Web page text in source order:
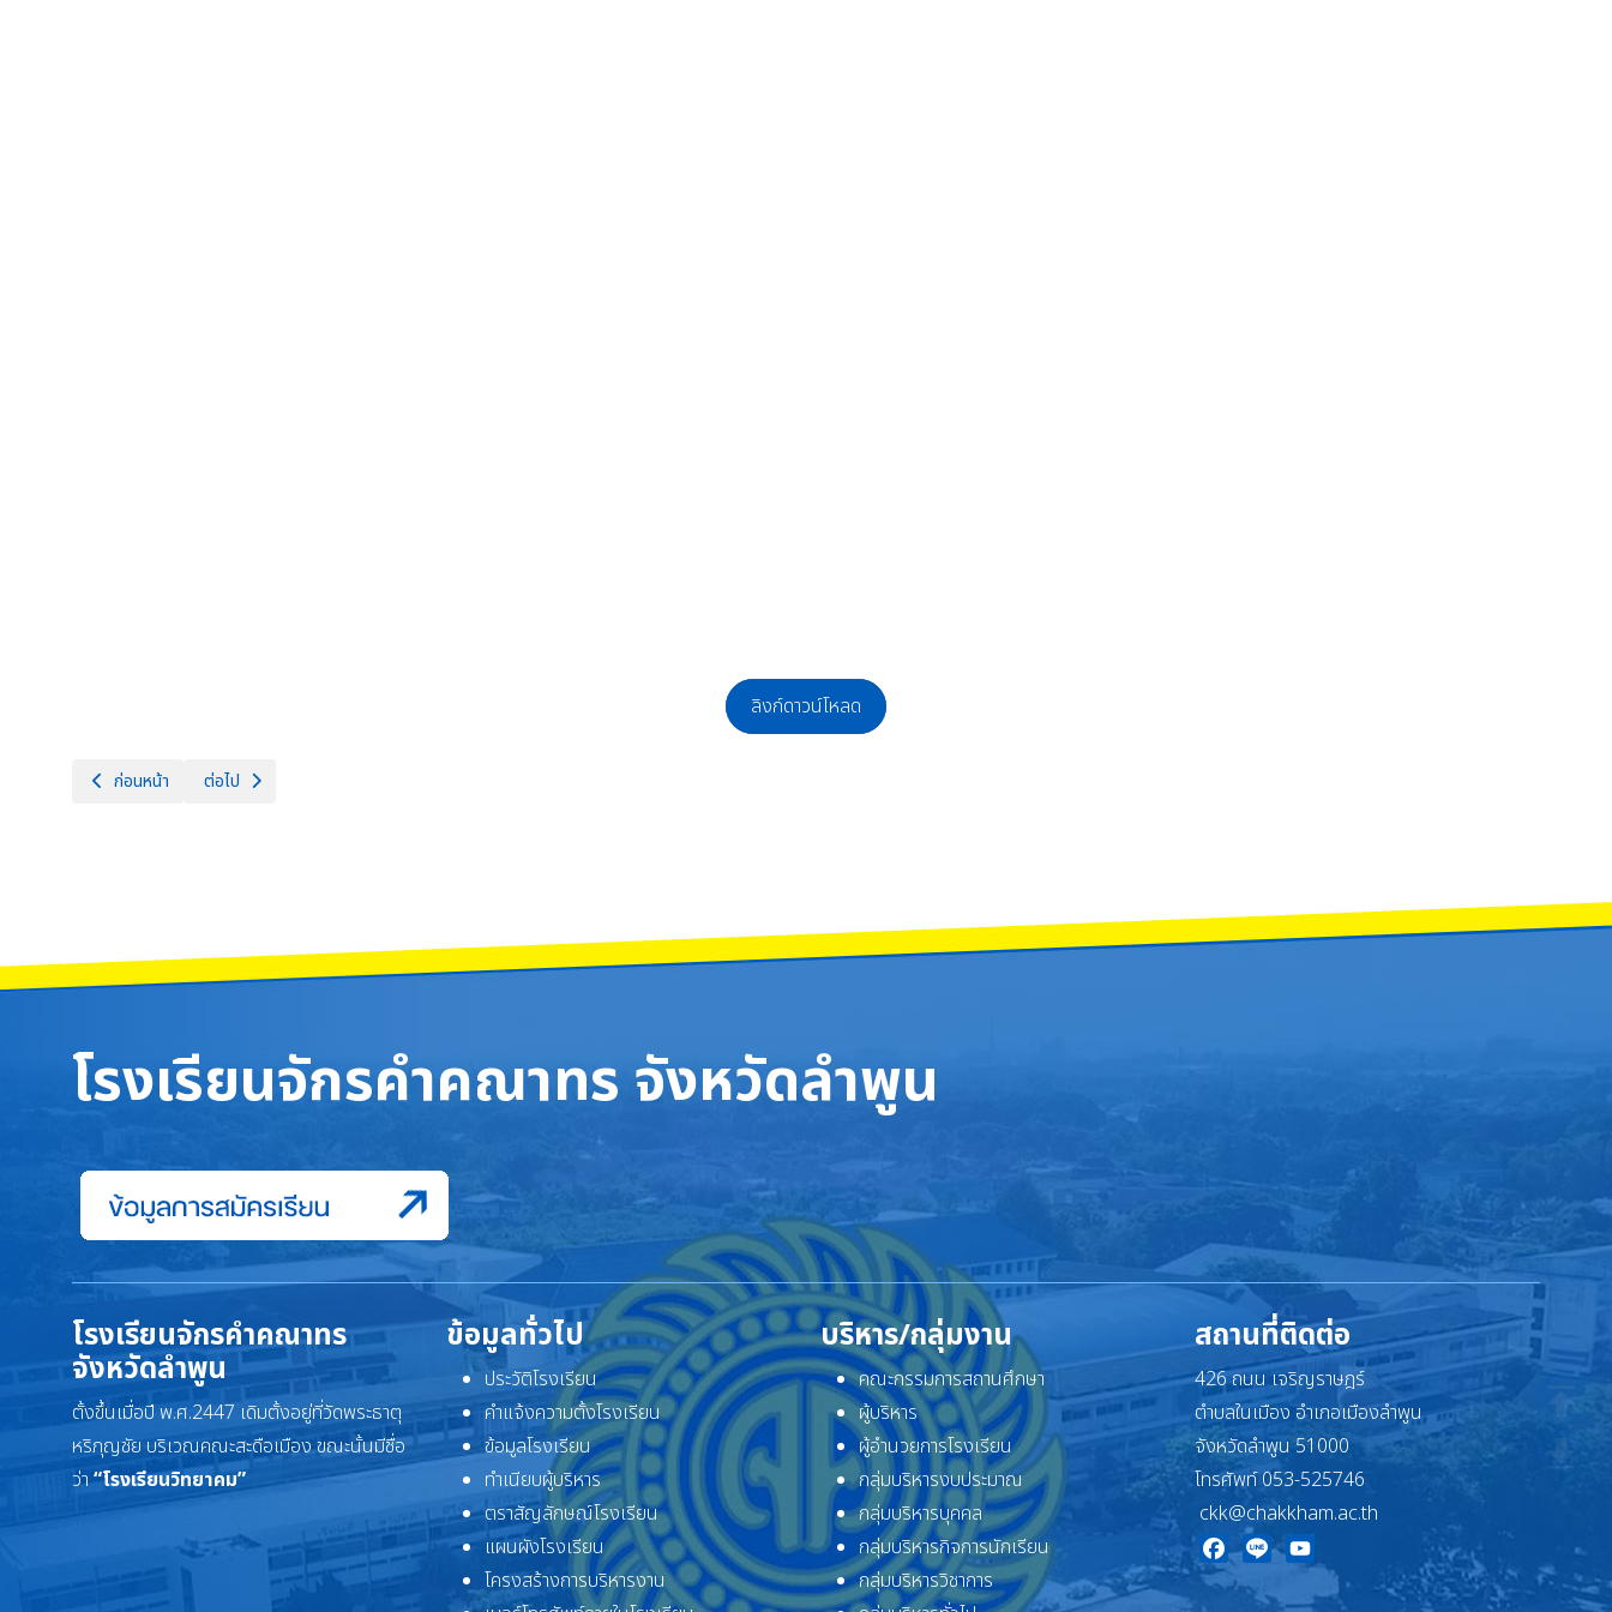
ลิงก์ดาวน์โหลด
เนื้อหาก่อนหน้า: ประกาศรับสมัครลูกจ้างชั่วคราว ตำแหน่งผู้ช่วยเจ้าหน้าที่พัสดุและสินทรัพย์
ก่อนหน้า เนื้อหาถัดไป: ประกาศผลผู้ผ่านการคัดเลือกบุคคลเพื่อจ้างเป็นลูกจ้างชั่วคราว ตำแหน่งครูอัตราจ้าง เอกคอมพิวเตอร์ ครูอัตราจ้าง เอกสังคมศึกษา และพนักงานซ่อมเอกสารทั่วไป
ต่อไป
โรงเรียนจักรคำคณาทร จังหวัดลำพูน
โรงเรียนจักรคำคณาทร
จังหวัดลำพูน
ตั้งขึ้นเมื่อปี พ.ศ.2447 เดิมตั้งอยู่ที่วัดพระธาตุ
หริภุญชัย บริเวณคณะสะดือเมือง ขณะนั้นมีชื่อ
ว่า“โรงเรียนวิทยาคม”
ข้อมูลทั่วไป
ประวัติโรงเรียน
คำแจ้งความตั้งโรงเรียน
ข้อมูลโรงเรียน
ทำเนียบผู้บริหาร
ตราสัญลักษณ์โรงเรียน
แผนผังโรงเรียน
โครงสร้างการบริหารงาน
บริหาร/กลุ่มงาน
คณะกรรมการสถานศึกษา
ผู้บริหาร
ผู้อำนวยการโรงเรียน
กลุ่มบริหารงบประมาณ
กลุ่มบริหารบุคคล
กลุ่มบริหารกิจการนักเรียน
กลุ่มบริหารวิชาการ
สถานที่ติดต่อ
426 ถนน เจริญราษฎร์
ตำบลในเมือง อำเภอเมืองลำพูน
จังหวัดลำพูน 51000
โทรศัพท์ 053-525746
ckk@chakkham.ac.th
Facebook YouTube